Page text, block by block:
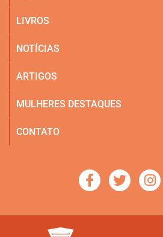
LIVROS
NOTÍCIAS
ARTIGOS
MULHERES DESTAQUES
CONTATO